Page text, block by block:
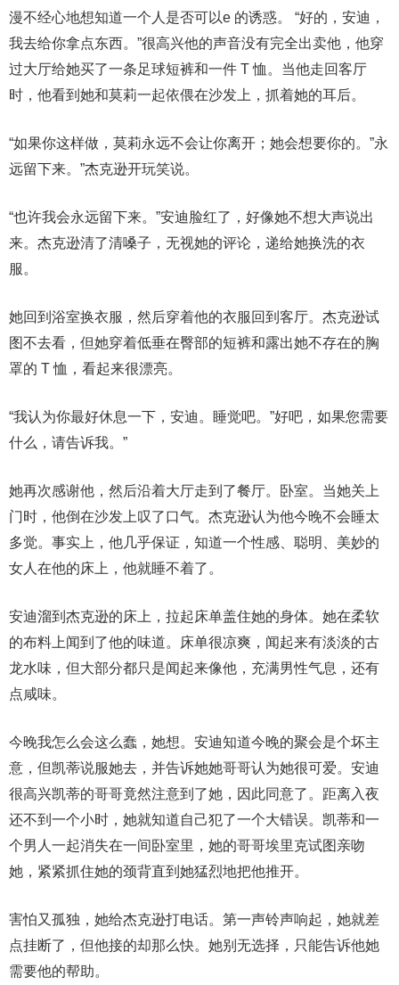
漫不经心地想知道​​一个人是否可以e 的诱惑。 “好的，安迪，
我去给你拿点东西。”很高兴他的声音没有完全出卖他，他穿
过大厅给她买了一条足球短裤和一件 T 恤。当他走回客厅
时，他看到她和莫莉一起依偎在沙发上，抓着她的耳后。
“如果你这样做，莫莉永远不会让你离开；她会想要你的。”永
远留下来。”杰克逊开玩笑说。
“也许我会永远留下来。”安迪脸红了，好像她不想大声说出
来。杰克逊清了清嗓子，无视她的评论，递给她换洗的衣
服。
她回到浴室换衣服，然后穿着他的衣服回到客厅。杰克逊试
图不去看，但她穿着低垂在臀部的短裤和露出她不存在的胸
罩的 T 恤，看起来很漂亮。
“我认为你最好休息一下，安迪。睡觉吧。”好吧，如果您需要
什么，请告诉我。”
她再次感谢他，然后沿着大厅走到了餐厅。卧室。当她关上
门时，他倒在沙发上叹了口气。杰克逊认为他今晚不会睡太
多觉。事实上，他几乎保证，知道一个性感、聪明、美妙的
女人在他的床上，他就睡不着了。
安迪溜到杰克逊的床上，拉起床单盖住她的身体。她在柔软
的布料上闻到了他的味道。床单很凉爽，闻起来有淡淡的古
龙水味，但大部分都只是闻起来像他，充满男性气息，还有
点咸味。
今晚我怎么会这么蠢，她想。安迪知道今晚的聚会是个坏主
意，但凯蒂说服她去，并告诉她她哥哥认为她很可爱。安迪
很高兴凯蒂的哥哥竟然注意到了她，因此同意了。距离入夜
还不到一个小时，她就知道自己犯了一个大错误。凯蒂和一
个男人一起消失在一间卧室里，她的哥哥埃里克试图亲吻
她，紧紧抓住她的颈背直到她猛烈地把他推开。
害怕又孤独，她给杰克逊打电话。第一声​​铃声响起，她就差
点挂断了，但他接的却那么快。她别无选择，只能告诉他她
需要他的帮助。